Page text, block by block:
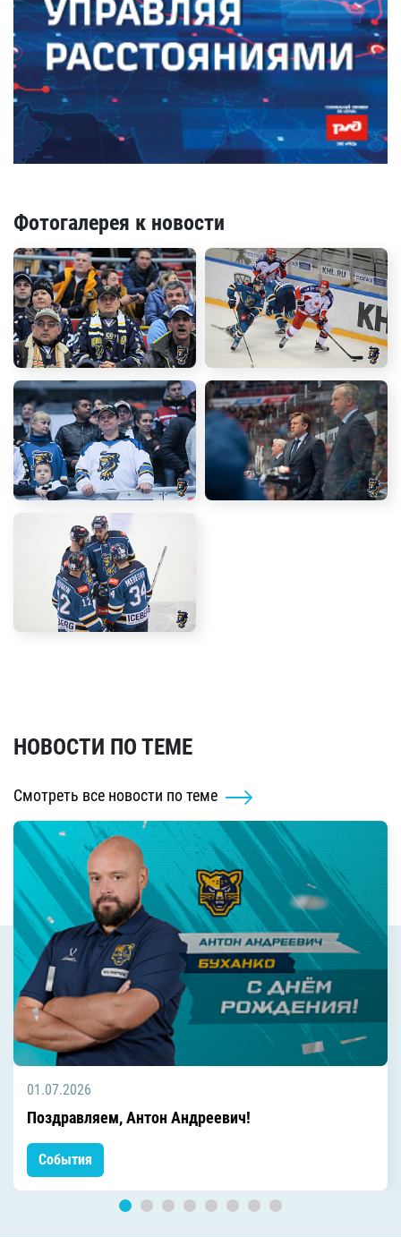
Фотогалерея к новости
НОВОСТИ ПО ТЕМЕ
Смотреть все новости по теме
01.07.2026
Поздравляем, Антон Андреевич!
События